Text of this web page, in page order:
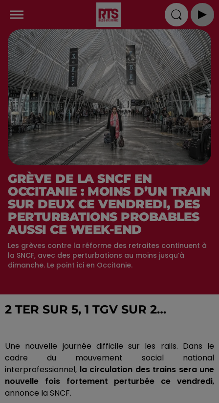
GRÈVE DE LA SNCF EN
OCCITANIE : MOINS D’UN TRAIN
SUR DEUX CE VENDREDI, DES
PERTURBATIONS PROBABLES
AUSSI CE WEEK-END
Les grèves contre la réforme des retraites continuent à
la SNCF, avec des perturbations au moins jusqu’à
dimanche. Le point ici en Occitanie.
2 TER SUR 5, 1 TGV SUR 2…
Une nouvelle journée difficile sur les rails. Dans le
cadre du mouvement social national
interprofessionnel, la circulation des trains sera une
nouvelle fois fortement perturbée ce vendredi,
annonce la SNCF.